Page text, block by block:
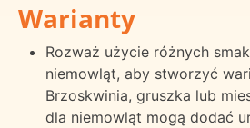
Warianty
Rozważ użycie różnych
niemowląt, aby stworzyć
Brzoskwinia, gruszka lub
dla niemowląt mogą dodać